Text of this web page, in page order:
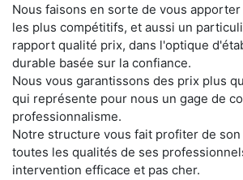
Nous faisons en sorte de vous
les plus compétitifs, et aussi un
rapport qualité prix, dans l'optique
durable basée sur la confiance.
Nous vous garantissons des prix plus
qui représente pour nous un gage de
professionnalisme.
Notre structure vous fait profiter de
toutes les qualités de ses
intervention efficace et pas cher.